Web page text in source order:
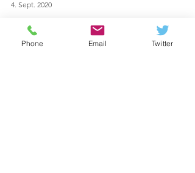
4. Sept. 2020
Phone Email Twitter